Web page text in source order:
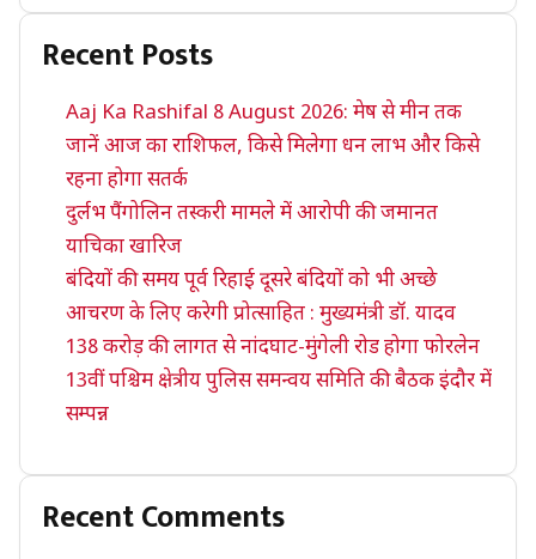
Recent Posts
Aaj Ka Rashifal 8 August 2026: मेष से मीन तक
जानें आज का राशिफल, किसे मिलेगा धन लाभ और किसे
रहना होगा सतर्क
दुर्लभ पैंगोलिन तस्करी मामले में आरोपी की जमानत
याचिका खारिज
बंदियों की समय पूर्व रिहाई दूसरे बंदियों को भी अच्छे
आचरण के लिए करेगी प्रोत्साहित : मुख्यमंत्री डॉ. यादव
138 करोड़ की लागत से नांदघाट-मुंगेली रोड होगा फोरलेन
13वीं पश्चिम क्षेत्रीय पुलिस समन्वय समिति की बैठक इंदौर में
सम्पन्न
Recent Comments